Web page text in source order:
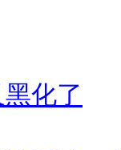
化了